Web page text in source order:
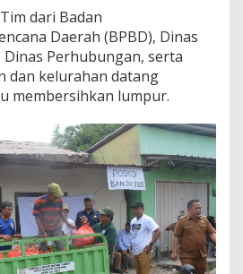
k
o
t
B
a
n
d
a
r
L
a
p
u
n
g
dari Badan
Daerah (BPBD), Dinas
Dinas Perhubungan, serta
dan kelurahan datang
membersihkan lumpur.